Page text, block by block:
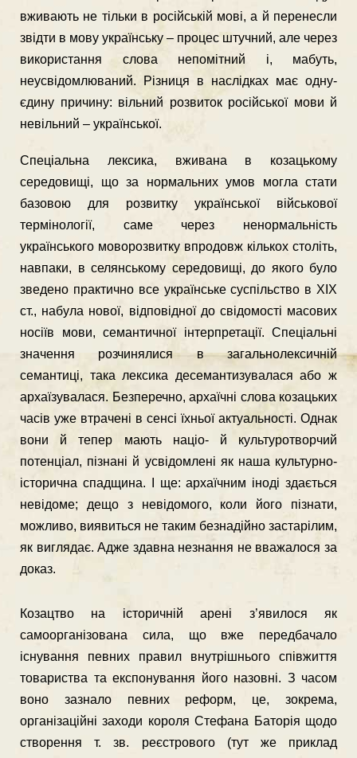
вживають не тiльки в росiйськiй мовi, а й перенесли
звiдти в мову українську – процес штучний, але через
використання слова непомiтний i, мабуть,
неусвiдомлюваний. Рiзниця в наслiдках має одну-
єдину причину: вiльний розвиток росiйської мови й
невiльний – української.
Спецiальна лексика, вживана в козацькому
середовищi, що за нормальних умов могла стати
базовою для розвитку української вiйськової
термiнологiї, саме через ненормальнiсть
українського моворозвитку впродовж кiлькох столiть,
навпаки, в селянському середовищi, до якого було
зведено практично все українське суспiльство в ХІХ
ст., набула нової, вiдповiдної до свiдомостi масових
носiїв мови, семантичної iнтерпретацiї. Спецiальнi
значення розчинялися в загальнолексичнiй
семантицi, така лексика десемантизувалася або ж
архаїзувалася. Безперечно, архаїчнi слова козацьких
часiв уже втраченi в сенсi їхньої актуальностi. Однак
вони й тепер мають нацiо- й культуротворчий
потенцiал, пiзнанi й усвiдомленi як наша культурно-
iсторична спадщина. І ще: архаїчним iнодi здається
невiдоме; дещо з невiдомого, коли його пiзнати,
можливо, виявиться не таким безнадiйно застарiлим,
як виглядає. Адже здавна незнання не вважалося за
доказ.
Козацтво на iсторичнiй аренi з’явилося як
самоорганiзована сила, що вже передбачало
iснування певних правил внутрiшнього спiвжиття
товариства та експонування його назовнi. З часом
воно зазнало певних реформ, це, зокрема,
органiзацiйнi заходи короля Стефана Баторiя щодо
створення т. зв. реєстрового (тут же приклад